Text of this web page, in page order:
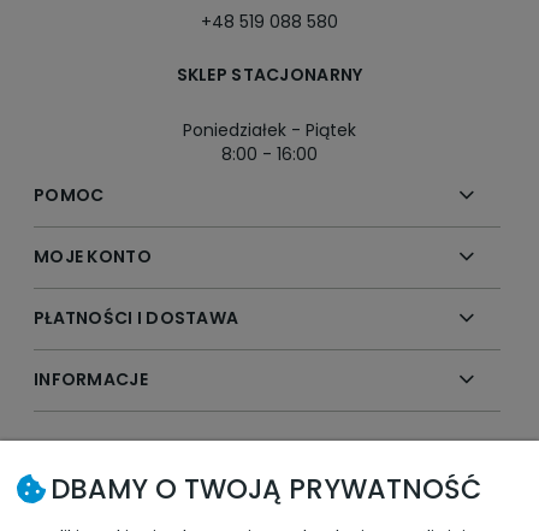
+48 519 088 580
SKLEP STACJONARNY
Poniedziałek - Piątek
8:00 - 16:00
POMOC
MOJE KONTO
PŁATNOŚCI I DOSTAWA
INFORMACJE
DBAMY O TWOJĄ PRYWATNOŚĆ